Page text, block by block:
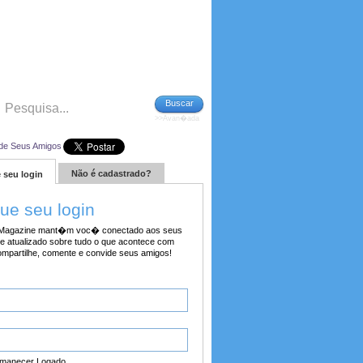
Buscar
>>Avan�ada
Seus Amigos
seu login Não é cadastrado?
seu login
mant�m voc� conectado aos seus
atualizado sobre tudo o que acontece com
comente e convide seus amigos!